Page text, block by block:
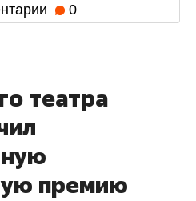
0
театра
премию